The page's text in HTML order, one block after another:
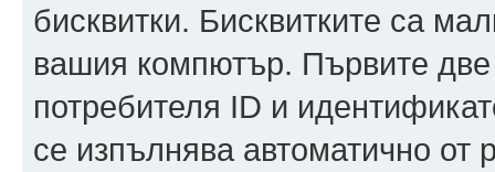
бисквитки. Бисквитките са
вашия компютър. Първите
потребителя ID и
се изпълнява автоматично от